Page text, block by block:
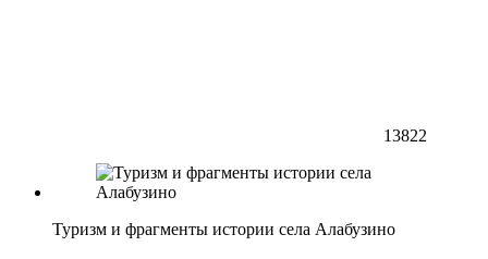
13822
Туризм и фрагменты истории села Алабузино